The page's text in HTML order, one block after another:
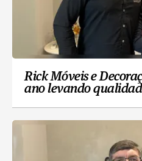
Rick Móveis e
ano levando